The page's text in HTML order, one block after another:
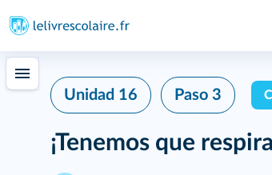
Unidad 16 Paso 3
¡Tenemos que